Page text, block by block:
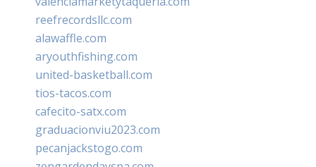
reefrecordsllc.com
alawaffle.com
aryouthfishing.com
united-basketball.com
tios-tacos.com
cafecito-satx.com
graduacionviu2023.com
pecanjackstogo.com